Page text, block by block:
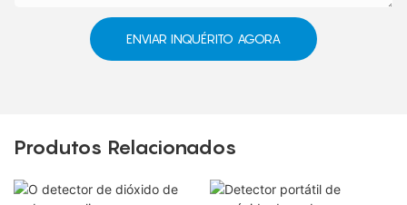
ENVIAR INQUÉRITO AGORA
Produtos Relacionados